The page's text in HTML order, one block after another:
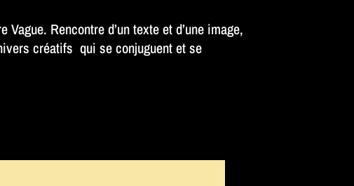
Rencontre d’un texte et d’une image,
créatifs qui se conjuguent et se